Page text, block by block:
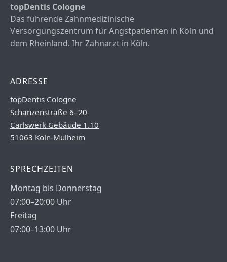
topDentis Cologne
Das führende Zahnmedizinische
Versorgungszentrum für Angstpatienten in Köln und
dem Rheinland. Ihr Zahnarzt in Köln.
ADRESSE
topDentis Cologne
Schanzenstraße 6–20
Carlswerk Gebäude 1.10
51063 Köln-Mülheim
SPRECHZEITEN
Montag bis Donnerstag
07:00–20:00 Uhr
Freitag
07:00–13:00 Uhr